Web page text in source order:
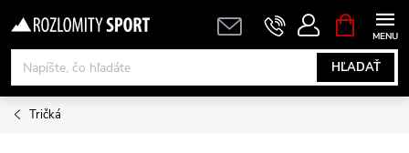
na
obsah
HĽADAŤ
KOŠÍK
Tričká